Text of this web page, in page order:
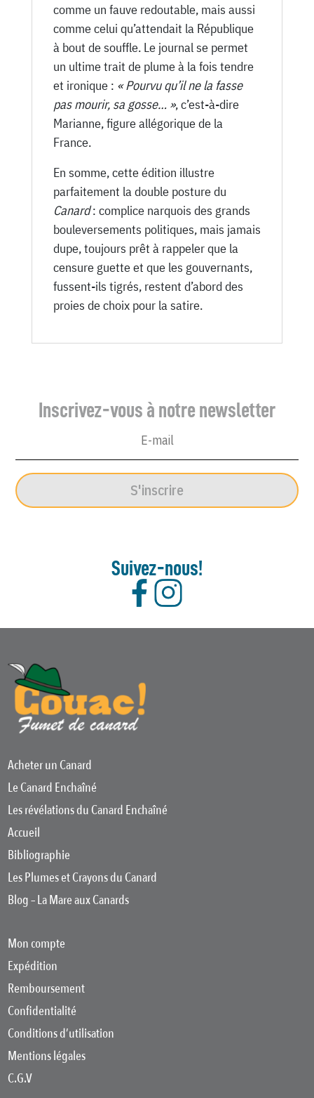
comme un fauve redoutable, mais aussi
comme celui qu’attendait la République
à bout de souffle. Le journal se permet
un ultime trait de plume à la fois tendre
et ironique : « Pourvu qu’il ne la fasse
pas mourir, sa gosse… », c’est-à-dire
Marianne, figure allégorique de la
France.
En somme, cette édition illustre
parfaitement la double posture du
Canard: complice narquois des grands
bouleversements politiques, mais jamais
dupe, toujours prêt à rappeler que la
censure guette et que les gouvernants,
fussent-ils tigrés, restent d’abord des
proies de choix pour la satire.
Inscrivez-vous à notre newsletter
S'inscrire
Suivez-nous!
Acheter un Canard
Le Canard Enchaîné
Les révélations du Canard Enchaîné
Accueil
Bibliographie
Les Plumes et Crayons du Canard
Blog – La Mare aux Canards
Mon compte
Expédition
Remboursement
Confidentialité
Conditions d’utilisation
Mentions légales
C.G.V